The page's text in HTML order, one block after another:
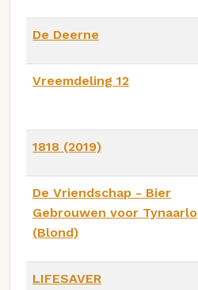
De Deerne
Vreemdeling 12
1818 (2019)
De Vriendschap - Bier
Gebrouwen voor Tynaarlo
(Blond)
LIFESAVER